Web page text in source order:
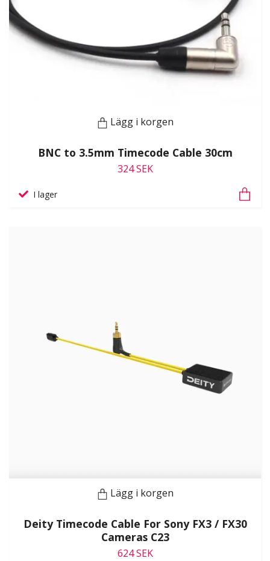
Lägg i korgen
BNC to 3.5mm Timecode Cable 30cm
324 SEK
I lager
Lägg i korgen
Deity Timecode Cable For Sony FX3 / FX30
Cameras C23
624 SEK